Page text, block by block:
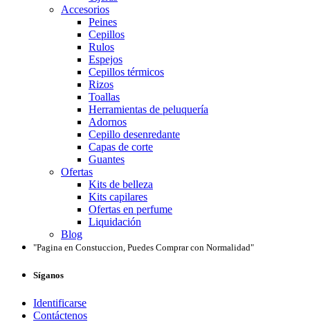
Accesorios
Peines
Cepillos
Rulos
Espejos
Cepillos térmicos
Rizos
Toallas
Herramientas de peluquería
Adornos
Cepillo desenredante
Capas de corte
Guantes
Ofertas
Kits de belleza
Kits capilares
Ofertas en perfume
Liquidación
Blog
"Pagina en Constuccion, Puedes Comprar con Normalidad"
Síganos
Identificarse
Contáctenos